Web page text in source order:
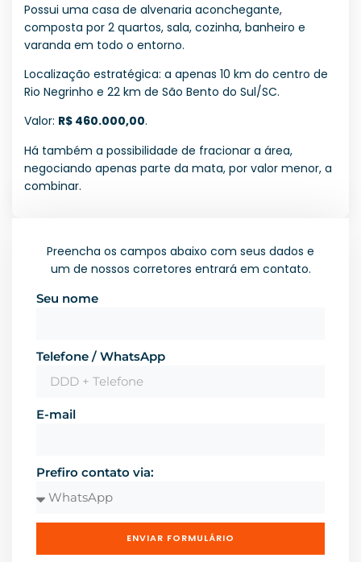
Possui uma casa de alvenaria aconchegante,
composta por 2 quartos, sala, cozinha, banheiro e
varanda em todo o entorno.
Localização estratégica: a apenas 10 km do centro de
Rio Negrinho e 22 km de São Bento do Sul/SC.
Valor: R$ 460.000,00.
Há também a possibilidade de fracionar a área,
negociando apenas parte da mata, por valor menor, a
combinar.
Preencha os campos abaixo com seus dados e
um de nossos corretores entrará em contato.
Seu nome
Telefone / WhatsApp
E-mail
Prefiro contato via:
ENVIAR FORMULÁRIO